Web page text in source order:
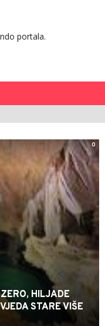
portala.
0
HILJADE
STARE VIŠE